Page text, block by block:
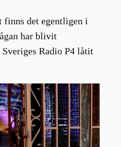
det egentligen i
har blivit
Radio P4 låtit